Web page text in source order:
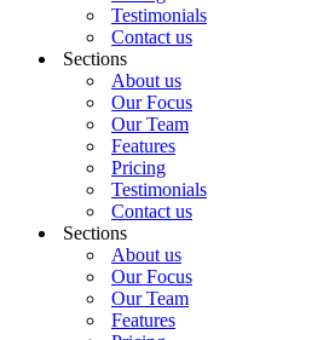
Testimonials
Contact us
Sections
About us
Our Focus
Our Team
Features
Pricing
Testimonials
Contact us
Sections
About us
Our Focus
Our Team
Features